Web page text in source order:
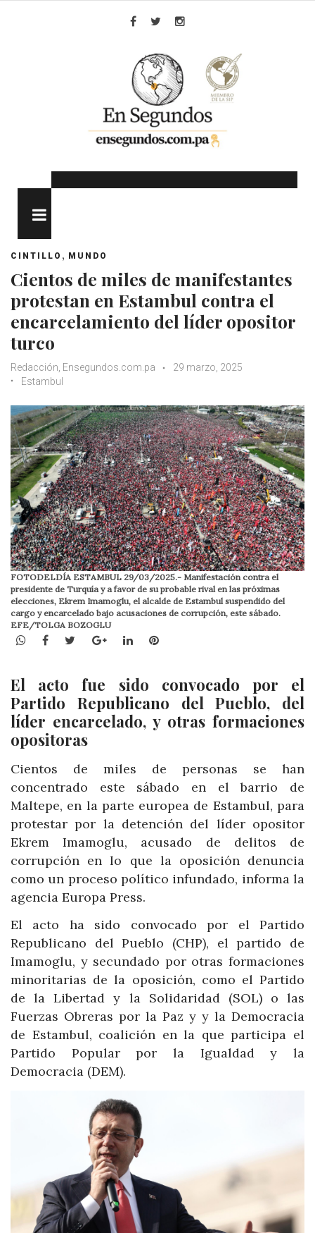
CINTILLO , MUNDO
Cientos de miles de manifestantes
protestan en Estambul contra el
encarcelamiento del líder opositor
turco
Redacción, Ensegundos.com.pa
29 marzo, 2025
Estambul
FOTODELDÍA ESTAMBUL 29/03/2025.- Manifestación contra el
presidente de Turquía y a favor de su probable rival en las próximas
elecciones, Ekrem Imamoglu, el alcalde de Estambul suspendido del
cargo y encarcelado bajo acusaciones de corrupción, este sábado.
EFE/TOLGA BOZOGLU
WhatsApp
Facebook
TwitterGoogle+LinkedInPinterest
El acto fue sido convocado por el
Partido Republicano del Pueblo, del
líder encarcelado, y otras formaciones
opositoras
Cientos de miles de personas se han
concentrado este sábado en el barrio de
Maltepe, en la parte europea de Estambul, para
protestar por la detención del líder opositor
Ekrem Imamoglu, acusado de delitos de
corrupción en lo que la oposición denuncia
como un proceso político infundado, informa la
agencia Europa Press.
El acto ha sido convocado por el Partido
Republicano del Pueblo (CHP), el partido de
Imamoglu, y secundado por otras formaciones
minoritarias de la oposición, como el Partido
de la Libertad y la Solidaridad (SOL) o las
Fuerzas Obreras por la Paz y y la Democracia
de Estambul, coalición en la que participa el
Partido Popular por la Igualdad y la
Democracia (DEM).